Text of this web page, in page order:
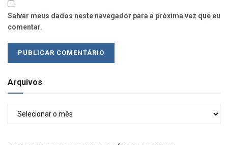
Salvar meus dados neste navegador para a próxima vez que eu
comentar.
Arquivos